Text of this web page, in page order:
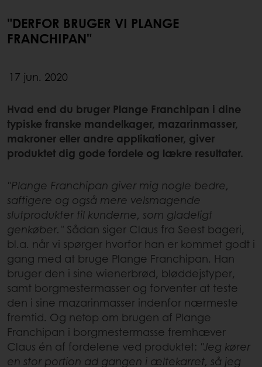
"DERFOR BRUGER VI PLANGE
FRANCHIPAN"
17 jun. 2020
Hvad end du bruger Plange Franchipan i dine
typiske franske mandelkager, mazarinmasser,
makroner eller andre applikationer, giver
produktet dig gode fordele og lækre resultater.
"Plange Franchipan giver mig nogle bedre,
saftigere og også mere velsmagende
slutprodukter til kunderne, som gladeligt
genkøber." Sådan siger Claus fra Seest bageri,
bl.a. når vi spørger hvorfor han er kommet godt i
gang med at bruge Plange Franchipan. Han
bruger den i sine wienerbrød, bløddejstyper,
samt borgmestermasser og forventer at teste
den i sine mazarinmasser indenfor nærmeste
fremtid. Og netop om brugen af Plange
Franchipan i borgmestermasse fremhæver
Claus én af fordelene ved produktet: "Jeg kører
en stor portion ad gangen i æltekarret, så jeg